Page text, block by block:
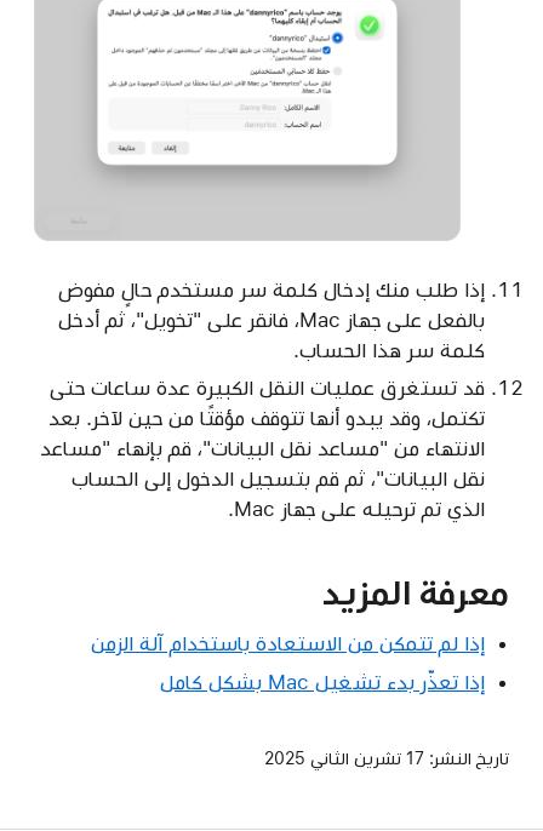
إذا طلب منك إدخال كلمة سر مستخدم حالٍ مفوض
بالفعل على جهاز Mac، فانقر على "تخويل"، ثم أدخل
كلمة سر هذا الحساب.
قد تستغرق عمليات النقل الكبيرة عدة ساعات حتى
تكتمل، وقد يبدو أنها تتوقف مؤقتًا من حين لآخر. بعد
الانتهاء من "مساعد نقل البيانات"، قم بإنهاء "مساعد
نقل البيانات"، ثم قم بتسجيل الدخول إلى الحساب
الذي تم ترحيله على جهاز Mac.
معرفة المزيد
إذا لم تتمكن من الاستعادة باستخدام آلة الزمن
إذا تعذّر بدء تشغيل Mac بشكل كامل
تاريخ النشر: 17 تشرين الثاني 2025